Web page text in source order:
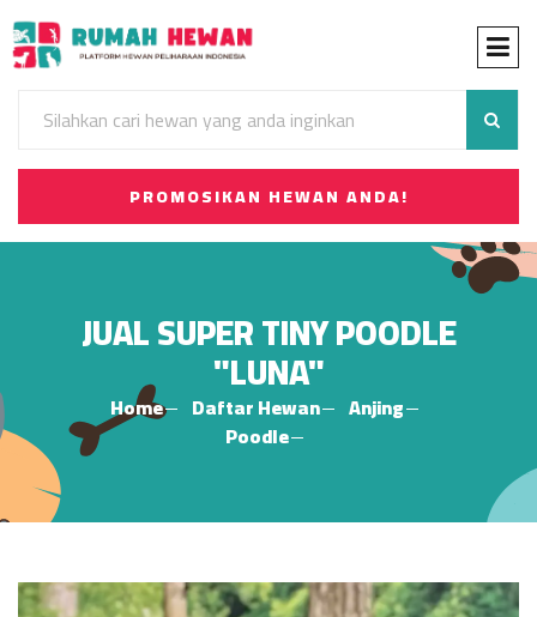
PROMOSIKAN HEWAN ANDA!
JUAL SUPER TINY POODLE
"LUNA"
Home Daftar Hewan
Anjing
Poodle